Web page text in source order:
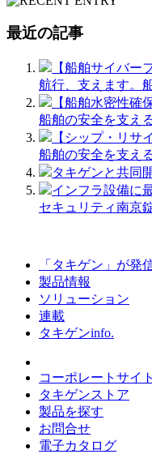
最近の記事
【船舶サイバー
航行、支えます。
【船舶水密性確
船舶の安全を支え
【シップ・リサ
船舶の安全を支え
タキゲンと共同
インフラ設備に
セキュリティ南京
「タキゲン」が発
製品情報
ソリューション
連載
タキゲンinfo.
コーポレートサイト
タキゲンストア
製品を探す
お問合せ
電子カタログ